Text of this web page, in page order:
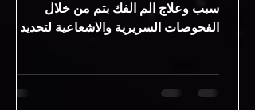
سبب وعلاج الم الفك بتم من خلال
الفحوصات السريرية والاشعاعية لتحديد